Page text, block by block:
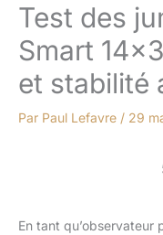
Test des
Smart
et stabilité
Par Paul Lefavre / 29
En tant qu’observateur